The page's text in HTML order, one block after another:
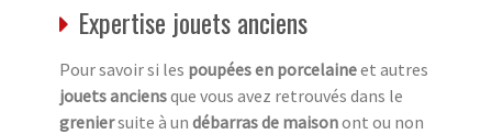
Expertise jouets anciens
Pour savoir si les poupées en porcelaineet autres
jouets anciensque vous avez retrouvés dans le
greniersuite à un débarras de maisonont ou non